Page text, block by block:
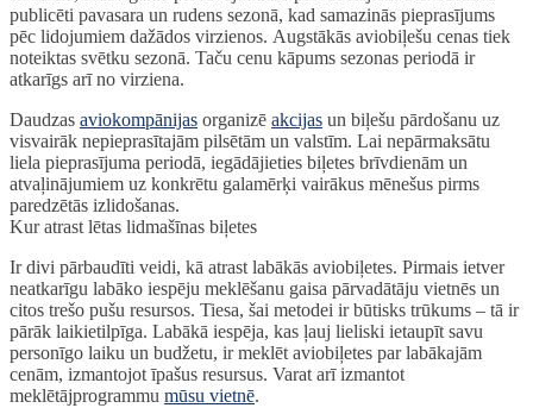
publicēti pavasara un rudens sezonā, kad samazinās pieprasījums
pēc lidojumiem dažādos virzienos. Augstākās aviobiļešu cenas tiek
noteiktas svētku sezonā. Taču cenu kāpums sezonas periodā ir
atkarīgs arī no virziena.
Daudzas aviokompānijas organizē akcijas un biļešu pārdošanu uz
visvairāk nepieprasītajām pilsētām un valstīm. Lai nepārmaksātu
liela pieprasījuma periodā, iegādājieties biļetes brīvdienām un
atvaļinājumiem uz konkrētu galamērķi vairākus mēnešus pirms
paredzētās izlidošanas.
Kur atrast lētas lidmašīnas biļetes
Ir divi pārbaudīti veidi, kā atrast labākās aviobiļetes. Pirmais ietver
neatkarīgu labāko iespēju meklēšanu gaisa pārvadātāju vietnēs un
citos trešo pušu resursos. Tiesa, šai metodei ir būtisks trūkums – tā ir
pārāk laikietilpīga. Labākā iespēja, kas ļauj lieliski ietaupīt savu
personīgo laiku un budžetu, ir meklēt aviobiļetes par labākajām
cenām, izmantojot īpašus resursus. Varat arī izmantot
meklētājprogrammu mūsu vietnē.